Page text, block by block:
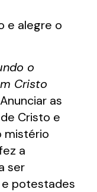
e alegre o
o
Cristo
as
Cristo e
mistério
a
ser
potestades